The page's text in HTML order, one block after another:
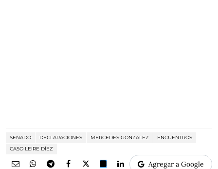
SENADO DECLARACIONES MERCEDES GONZÁLEZ
ENCUENTROS
CASO LEIRE DÍEZ
Agregar a Google